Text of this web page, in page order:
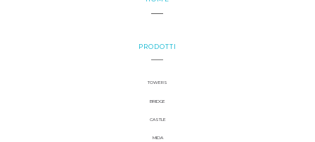
PRODOTTI
TOWERS
BRIDGE
CASTLE
MIDA